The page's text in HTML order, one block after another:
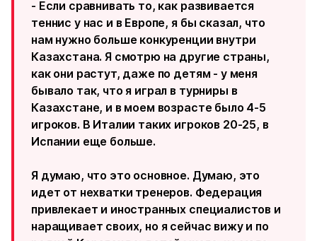
- Если сравнивать то, как развивается
теннис у нас и в Европе, я бы сказал, что
нам нужно больше конкуренции внутри
Казахстана. Я смотрю на другие страны,
как они растут, даже по детям - у меня
бывало так, что я играл в турниры в
Казахстане, и в моем возрасте было 4-5
игроков. В Италии таких игроков 20-25, в
Испании еще больше.
Я думаю, что это основное. Думаю, это
идет от нехватки тренеров. Федерация
привлекает и иностранных специалистов и
наращивает своих, но я сейчас вижу и по